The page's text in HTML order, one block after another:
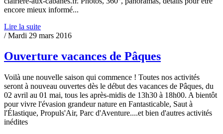
encore mieux informé...
Lire la suite
/ Mardi 29 mars 2016
Ouverture vacances de Pâques
Voilà une nouvelle saison qui commence ! Toutes nos activités
seront à nouveau ouvertes dès le début des vacances de Pâques, du
02 avril au 01 mai, tous les après-midis de 13h30 à 18h00. A bientôt
pour vivre l'évasion grandeur nature en Fantasticable, Saut à
l'Élastique, Propuls'Air, Parc d'Aventure....et bien d'autres activités
inédites